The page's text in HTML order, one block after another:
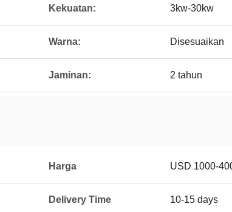
Kekuatan: 3kw-30kw
Warna: Disesuaikan
Jaminan: 2 tahun
Harga USD 1000-
Delivery Time 10-15 days